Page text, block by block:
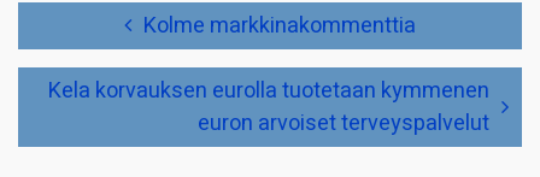
Kolme markkinakommenttia
Kela korvauksen eurolla tuotetaan kymmenen
euron arvoiset terveyspalvelut